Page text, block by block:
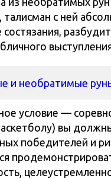
талисман с ней
и необратимые
условие —
вы
победителей и